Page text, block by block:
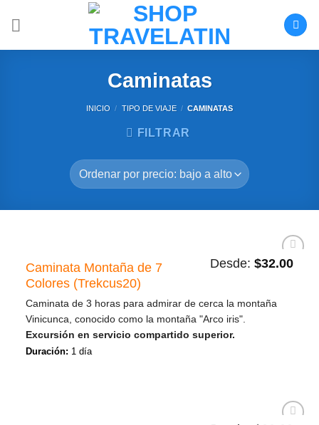
Caminatas
INICIO / TIPO DE VIAJE / CAMINATAS
FILTRAR
Añadir
Caminata Montaña de 7
Colores (Trekcus20)
Desde:$32.00
Caminata de 3 horas para admirar de cerca la montaña
Vinicunca, conocido como la montaña "Arco iris".
Excursión en servicio compartido superior.
Duración: 1 día